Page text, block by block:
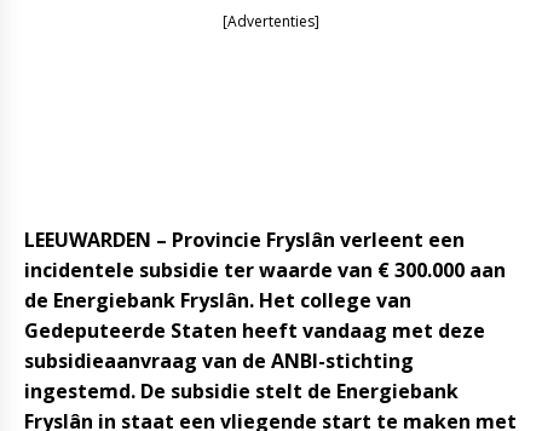
[Advertenties]
LEEUWARDEN – Provincie Fryslân verleent een
incidentele subsidie ter waarde van € 300.000 aan
de Energiebank Fryslân. Het college van
Gedeputeerde Staten heeft vandaag met deze
subsidieaanvraag van de ANBI-stichting
ingestemd. De subsidie stelt de Energiebank
Fryslân in staat een vliegende start te maken met